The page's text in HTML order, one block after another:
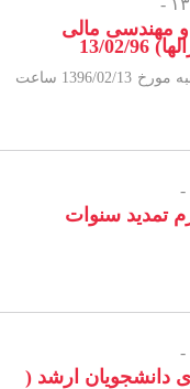
مهندسی مالی
96
جلسه فوق به روز چهارشنبه مورخ 1396/02/13 ساعت
تمدید سنوات
دانشجویان ارشد (